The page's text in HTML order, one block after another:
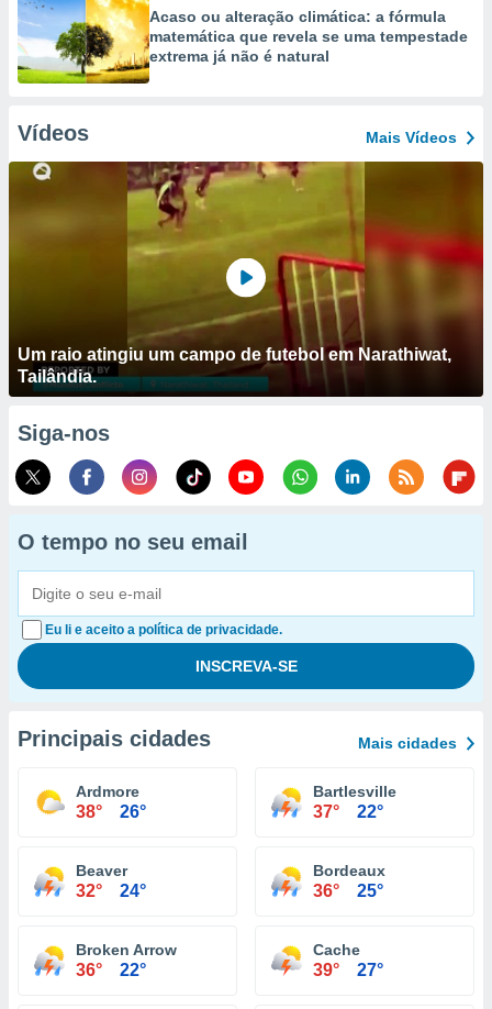
Acaso ou alteração climática: a fórmula
matemática que revela se uma tempestade
extrema já não é natural
Vídeos Mais Vídeos
Um raio atingiu um campo de futebol em Narathiwat,
Tailândia.
Siga-nos
O tempo no seu email
Eu li e aceito a política de privacidade.
Principais cidades Mais cidades
Ardmore
38° 26°
Bartlesville
37° 22°
Beaver
32° 24°
Bordeaux
36° 25°
Broken Arrow
36° 22°
Cache
39° 27°